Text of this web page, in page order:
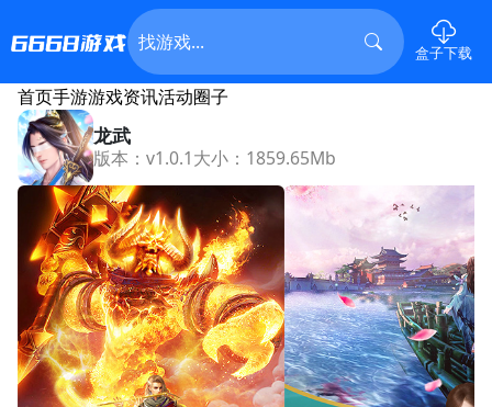
盒子下载
首页手游游戏资讯活动圈子
龙武
版本：v1.0.1大小：1859.65Mb